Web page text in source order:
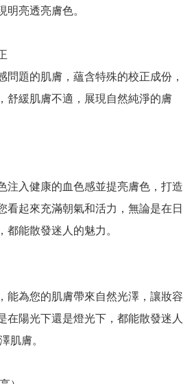
明亮透亮膚色。
問題的肌膚，蘊含特殊的校正成份，
舒緩肌膚不適，展現自然純淨的膚
注入健康的血色感並提亮膚色，打造
看起來充滿朝氣和活力，無論是在日
都能散發迷人的魅力。
能為您的肌膚帶來自然光澤，讓妝容
在陽光下還是燈光下，都能散發迷人
肌膚。